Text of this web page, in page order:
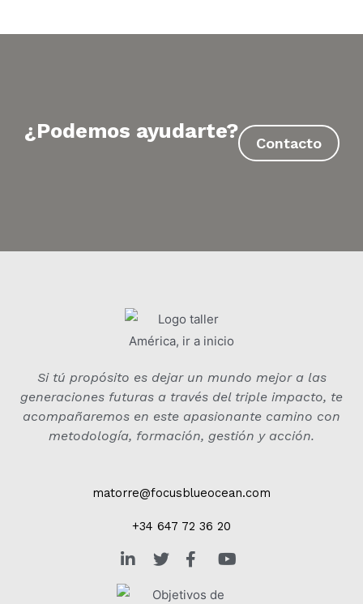
¿Podemos ayudarte? Contacto
Si tú propósito es dejar un mundo mejor a las
generaciones futuras a través del triple impacto, te
acompañaremos en este apasionante camino con
metodología, formación, gestión y acción.
matorre@focusblueocean.com
+34 647 72 36 20